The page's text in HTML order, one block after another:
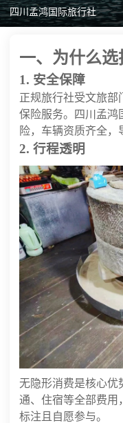
四川孟鸿国际旅行社
一、为什么
1. 安全保障
正规旅行社受文旅部
保险服务。四川孟鸿
险，车辆资质齐全，
2. 行程透明
无隐形消费是核心优
通、住宿等全部费用
标注且自愿参与。